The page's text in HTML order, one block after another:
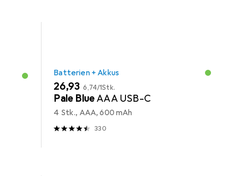
Batterien + Akkus
EUR
26,93 EUR
6,74/1Stk.
Pale BlueAAA USB-C
4 Stk., AAA, 600 mAh
330